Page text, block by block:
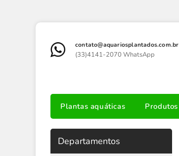
contato@aquariosplantados.com.br
(33)4141-2070 WhatsApp
Plantas aquáticas Produtos
Departamentos